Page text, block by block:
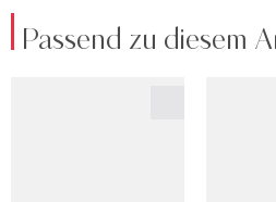
Passend zu diesem